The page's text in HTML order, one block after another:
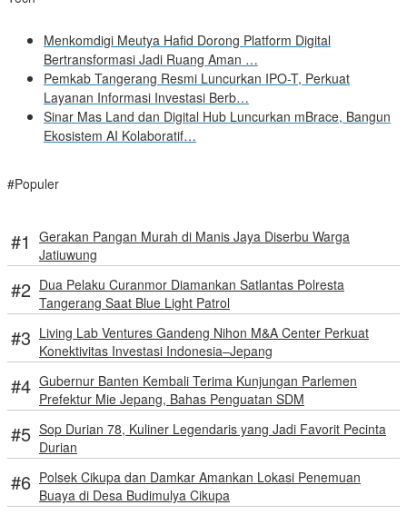
Menkomdigi Meutya Hafid Dorong Platform Digital
Bertransformasi Jadi Ruang Aman …
Pemkab Tangerang Resmi Luncurkan IPO-T, Perkuat
Layanan Informasi Investasi Berb…
Sinar Mas Land dan Digital Hub Luncurkan mBrace, Bangun
Ekosistem AI Kolaboratif…
#Populer
Gerakan Pangan Murah di Manis Jaya Diserbu Warga
Jatiuwung
Dua Pelaku Curanmor Diamankan Satlantas Polresta
Tangerang Saat Blue Light Patrol
Living Lab Ventures Gandeng Nihon M&A Center Perkuat
Konektivitas Investasi Indonesia–Jepang
Gubernur Banten Kembali Terima Kunjungan Parlemen
Prefektur Mie Jepang, Bahas Penguatan SDM
Sop Durian 78, Kuliner Legendaris yang Jadi Favorit Pecinta
Durian
Polsek Cikupa dan Damkar Amankan Lokasi Penemuan
Buaya di Desa Budimulya Cikupa